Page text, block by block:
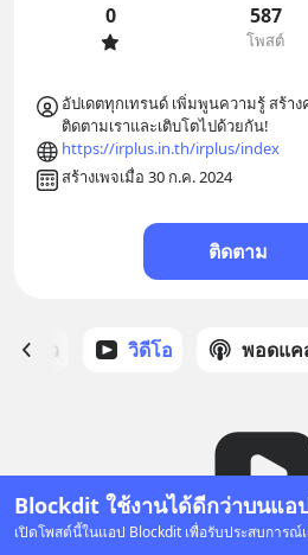
Blockdit ใช้งานได้ดีกว่าบนแอ
เปิดโพสต์นี้ในแอป Blockdit เพื่อรับประสบการณ์
0 587
โพสต์
อัปเดตทุกเทรนด์ เพิ่มพูนความรู้ สร้า
ติดตามเราและเติบโตไปด้วยกัน!
https://irplus.in.th/irplus/index
สร้างเพจเมื่อ 30 ก.ค. 2024
ติดตาม
ด้ดาว วิดีโอ พอดแค